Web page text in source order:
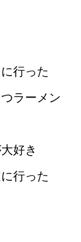
行った
ラーメン
好き
行った